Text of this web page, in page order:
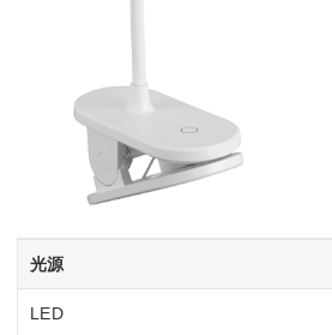
光源
LED